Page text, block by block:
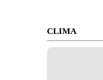
CLIMA